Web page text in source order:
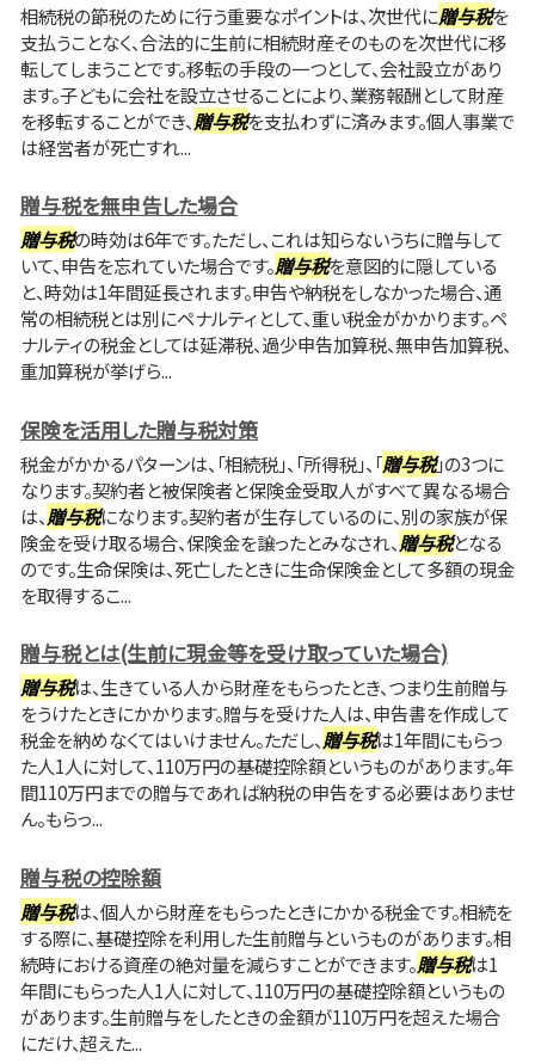
相続税の節税のために行う重要なポイントは、次世代に贈与税を
支払うことなく、合法的に生前に相続財産そのものを次世代に移
転してしまうことです。移転の手段の一つとして、会社設立があり
ます。子どもに会社を設立させることにより、業務報酬として財産
を移転することができ、贈与税を支払わずに済みます。個人事業で
は経営者が死亡すれ...
贈与税を無申告した場合
贈与税の時効は6年です。ただし、これは知らないうちに贈与して
いて、申告を忘れていた場合です。贈与税を意図的に隠している
と、時効は1年間延長されます。申告や納税をしなかった場合、通
常の相続税とは別にペナルティとして、重い税金がかかります。ペ
ナルティの税金としては延滞税、過少申告加算税、無申告加算税、
重加算税が挙げら...
保険を活用した贈与税対策
税金がかかるパターンは、「相続税」、「所得税」、「贈与税」の3つに
なります。契約者と被保険者と保険金受取人がすべて異なる場合
は、贈与税になります。契約者が生存しているのに、別の家族が保
険金を受け取る場合、保険金を譲ったとみなされ、贈与税となる
のです。生命保険は、死亡したときに生命保険金として多額の現金
を取得するこ...
贈与税とは(生前に現金等を受け取っていた場合)
贈与税は、生きている人から財産をもらったとき、つまり生前贈与
をうけたときにかかります。贈与を受けた人は、申告書を作成して
税金を納めなくてはいけません。ただし、贈与税は1年間にもらっ
た人1人に対して、110万円の基礎控除額というものがあります。年
間110万円までの贈与であれば納税の申告をする必要はありませ
ん。もらっ...
贈与税の控除額
贈与税は、個人から財産をもらったときにかかる税金です。相続を
する際に、基礎控除を利用した生前贈与というものがあります。相
続時における資産の絶対量を減らすことができます。贈与税は1
年間にもらった人1人に対して、110万円の基礎控除額というもの
があります。生前贈与をしたときの金額が110万円を超えた場合
にだけ、超えた...